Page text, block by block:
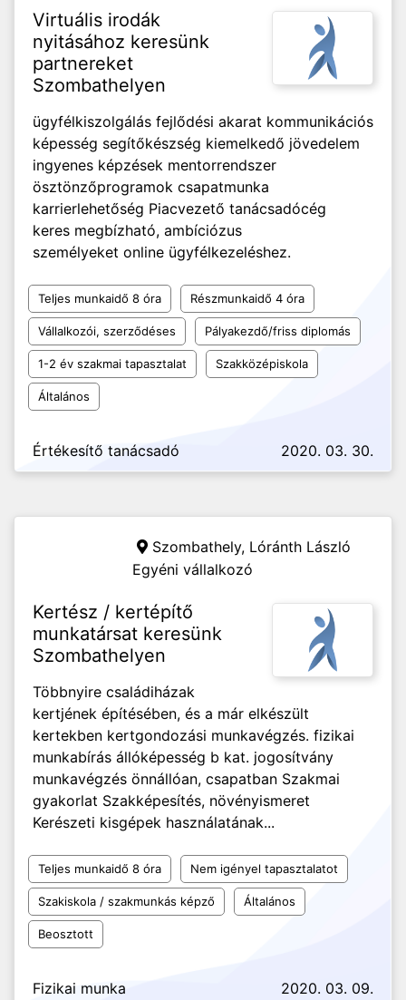
Virtuális irodák
nyitásához keresünk
partnereket
Szombathelyen
ügyfélkiszolgálás fejlődési akarat kommunikációs
képesség segítőkészség kiemelkedő jövedelem
ingyenes képzések mentorrendszer
ösztönzőprogramok csapatmunka
karrierlehetőség Piacvezető tanácsadócég
keres megbízható, ambíciózus
személyeket online ügyfélkezeléshez.
Teljes munkaidő 8 óra Részmunkaidő 4 óra
Vállalkozói, szerződéses Pályakezdő/friss diplomás
1-2 év szakmai tapasztalat Szakközépiskola
Általános
Értékesítő tanácsadó 2020. 03. 30.
Szombathely, Lóránth László
Egyéni vállalkozó
Kertész / kertépítő
munkatársat keresünk
Szombathelyen
Többnyire családiházak
kertjének építésében, és a már elkészült
kertekben kertgondozási munkavégzés. fizikai
munkabírás állóképesség b kat. jogosítvány
munkavégzés önnállóan, csapatban Szakmai
gyakorlat Szakképesítés, növényismeret
Kerészeti kisgépek használatának...
Teljes munkaidő 8 óra Nem igényel tapasztalatot
Szakiskola / szakmunkás képző Általános
Beosztott
Fizikai munka 2020. 03. 09.